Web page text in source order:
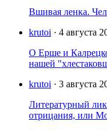
Вшивая ленка.
krutoi · 4 августа
О Ерше и
нашей
krutoi · 3 августа
Литературный
отрицания, или